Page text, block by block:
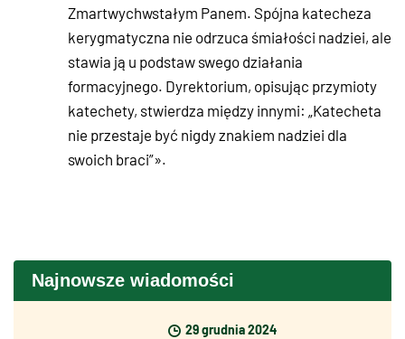
Zmartwychwstałym Panem. Spójna katecheza
kerygmatyczna nie odrzuca śmiałości nadziei, ale
stawia ją u podstaw swego działania
formacyjnego. Dyrektorium, opisując przymioty
katechety, stwierdza między innymi: „Katecheta
nie przestaje być nigdy znakiem nadziei dla
swoich braci”».
Najnowsze wiadomości
29 grudnia 2024